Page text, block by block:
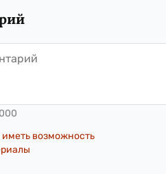
иметь возможность